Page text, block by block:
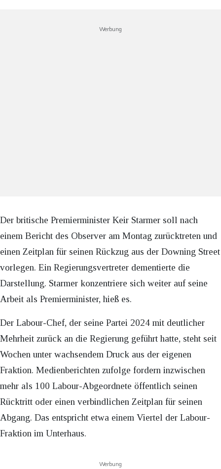
Werbung
Der britische Premierminister Keir Starmer soll nach
einem Bericht des Observer am Montag zurücktreten und
einen Zeitplan für seinen Rückzug aus der Downing Street
vorlegen. Ein Regierungsvertreter dementierte die
Darstellung. Starmer konzentriere sich weiter auf seine
Arbeit als Premierminister, hieß es.
Der Labour-Chef, der seine Partei 2024 mit deutlicher
Mehrheit zurück an die Regierung geführt hatte, steht seit
Wochen unter wachsendem Druck aus der eigenen
Fraktion. Medienberichten zufolge fordern inzwischen
mehr als 100 Labour-Abgeordnete öffentlich seinen
Rücktritt oder einen verbindlichen Zeitplan für seinen
Abgang. Das entspricht etwa einem Viertel der Labour-
Fraktion im Unterhaus.
Werbung